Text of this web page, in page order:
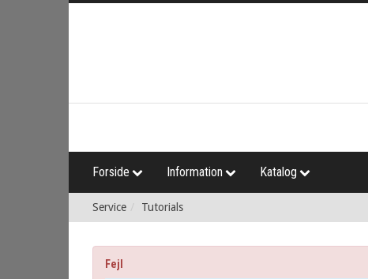
Forside Information Katalog
Service Tutorials
Fejl